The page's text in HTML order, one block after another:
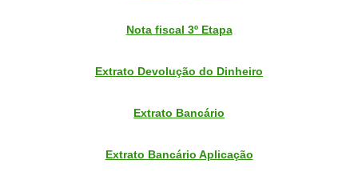
Nota fiscal 3º Etapa
Extrato Devolução do Dinheiro
Extrato Bancário
Extrato Bancário Aplicação